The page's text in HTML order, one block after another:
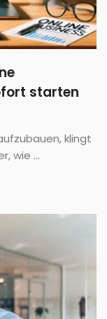
starten
klingt
wie ...